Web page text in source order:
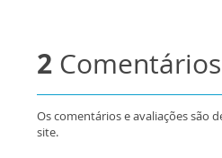
2 Comentários
Os comentários e avaliações são
site.